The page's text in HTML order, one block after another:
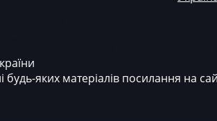
будь-яких матеріалів посилання на